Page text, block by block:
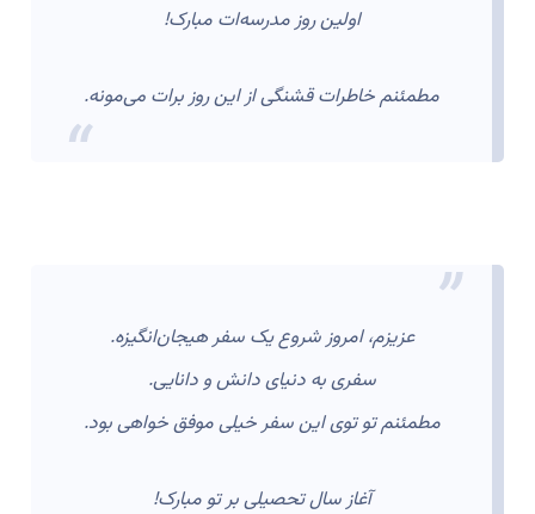
اولین روز مدرسه‌ات مبارک!
مطمئنم خاطرات قشنگی از این روز برات می‌مونه.
عزیزم، امروز شروع یک سفر هیجان‌انگیزه.
سفری به دنیای دانش و دانایی.
مطمئنم تو توی این سفر خیلی موفق خواهی بود.
آغاز سال تحصیلی بر تو مبارک!